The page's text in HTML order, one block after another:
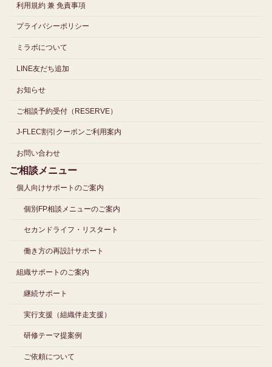
利用規約 兼 免責事項
プライバシーポリシー
ミラボについて
LINE友だち追加
お知らせ
ご相談予約受付（RESERVE）
J-FLEC割引クーポンご利用案内
お問い合わせ
ご相談メニュー
個人向けサポートのご案内
個別FP相談メニューのご案内
セカンドライフ・リスタート
働き方の再設計サポート
組織サポートのご案内
継続サポート
実行支援（組織伴走支援）
研修テーマ提案例
ご依頼について